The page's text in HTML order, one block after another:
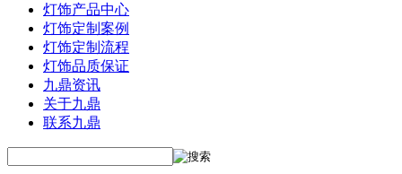
灯饰产品中心
灯饰定制案例
灯饰定制流程
灯饰品质保证
九鼎资讯
关于九鼎
联系九鼎